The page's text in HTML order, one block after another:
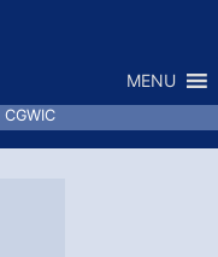
MENU
CGWIC